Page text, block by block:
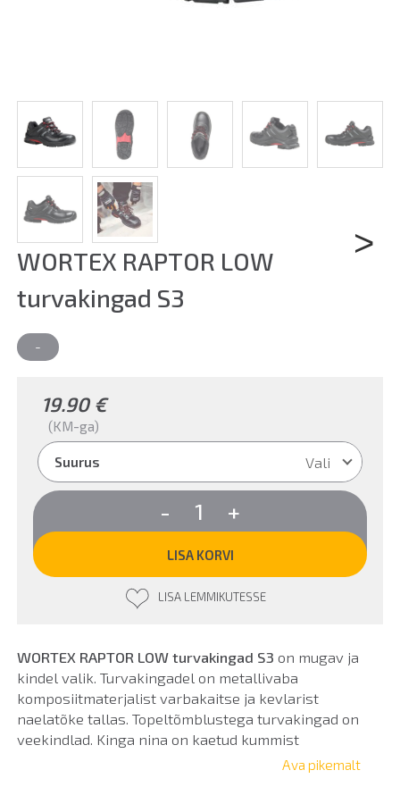
WORTEX RAPTOR LOW
turvakingad S3
-
19.90 €
(KM-ga)
Suurus Vali
- WORTEX
RAPTOR
LOW
turvakingad
+
LISA KORVI
LISA LEMMIKUTESSE
WORTEX RAPTOR LOW turvakingad S3 on mugav ja
kindel valik. Turvakingadel on metallivaba
komposiitmaterjalist varbakaitse ja kevlarist
naelatõke tallas. Topeltõmblustega turvakingad on
veekindlad. Kinga nina on kaetud kummist
kaitsega. Libisemiskindlal ja antistaatilisel tallal on
Ava pikemalt